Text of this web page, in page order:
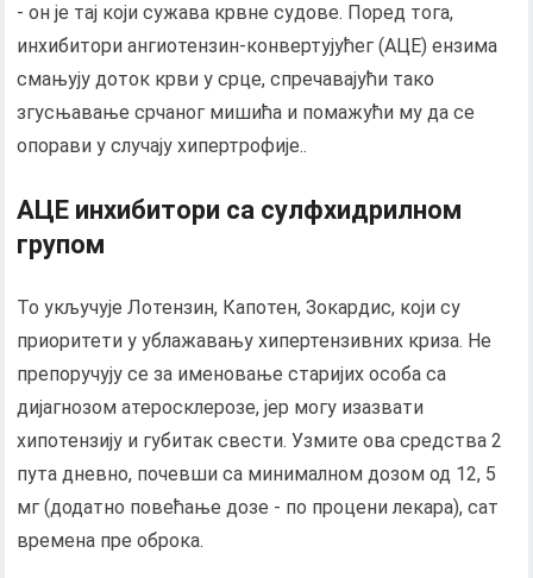
- он је тај који сужава крвне судове. Поред тога,
инхибитори ангиотензин-конвертујућег (АЦЕ) ензима
смањују доток крви у срце, спречавајући тако
згусњавање срчаног мишића и помажући му да се
опорави у случају хипертрофије..
АЦЕ инхибитори са сулфхидрилном
групом
То укључује Лотензин, Капотен, Зокардис, који су
приоритети у ублажавању хипертензивних криза. Не
препоручују се за именовање старијих особа са
дијагнозом атеросклерозе, јер могу изазвати
хипотензију и губитак свести. Узмите ова средства 2
пута дневно, почевши са минималном дозом од 12, 5
мг (додатно повећање дозе - по процени лекара), сат
времена пре оброка.